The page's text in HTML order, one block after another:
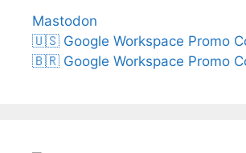
Mastodon
🇺🇸 Google Workspace Promo
🇧🇷 Google Workspace Promo